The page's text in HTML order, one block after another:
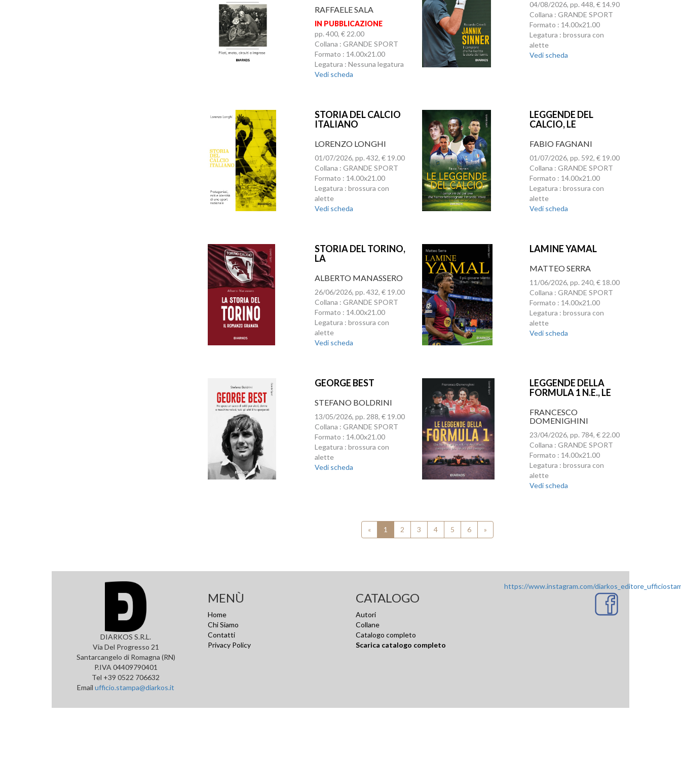
RAFFAELE SALA
IN PUBBLICAZIONE
pp. 400, € 22.00
Collana : GRANDE SPORT
Formato : 14.00x21.00
Legatura : Nessuna legatura
Vedi scheda
04/08/2026, pp. 448, € 14.90
Collana : GRANDE SPORT
Formato : 14.00x21.00
Legatura : brossura con
alette
Vedi scheda
STORIA DEL CALCIO
ITALIANO
LORENZO LONGHI
01/07/2026, pp. 432, € 19.00
Collana : GRANDE SPORT
Formato : 14.00x21.00
Legatura : brossura con
alette
Vedi scheda
LEGGENDE DEL
CALCIO, LE
FABIO FAGNANI
01/07/2026, pp. 592, € 19.00
Collana : GRANDE SPORT
Formato : 14.00x21.00
Legatura : brossura con
alette
Vedi scheda
STORIA DEL TORINO,
LA
ALBERTO MANASSERO
26/06/2026, pp. 432, € 19.00
Collana : GRANDE SPORT
Formato : 14.00x21.00
Legatura : brossura con
alette
Vedi scheda
LAMINE YAMAL
MATTEO SERRA
11/06/2026, pp. 240, € 18.00
Collana : GRANDE SPORT
Formato : 14.00x21.00
Legatura : brossura con
alette
Vedi scheda
GEORGE BEST
STEFANO BOLDRINI
13/05/2026, pp. 288, € 19.00
Collana : GRANDE SPORT
Formato : 14.00x21.00
Legatura : brossura con
alette
Vedi scheda
LEGGENDE DELLA
FORMULA 1 N.E., LE
FRANCESCO
DOMENIGHINI
23/04/2026, pp. 784, € 22.00
Collana : GRANDE SPORT
Formato : 14.00x21.00
Legatura : brossura con
alette
Vedi scheda
« 1 2 3 4 5 6 »
DIARKOS S.R.L.
Via Del Progresso 21
Santarcangelo di Romagna (RN)
P.IVA 04409790401
Tel +39 0522 706632
Emailufficio.stampa@diarkos.it
MENÙ
Home
Chi Siamo
Contatti
Privacy Policy
CATALOGO
Autori
Collane
Catalogo completo
Scarica catalogo completo
https://www.instagram.com/